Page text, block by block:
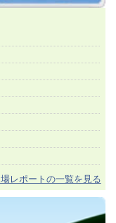
レポートの一覧を見る